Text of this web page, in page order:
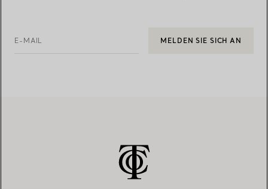
E-MAIL MELDEN SIE SICH AN